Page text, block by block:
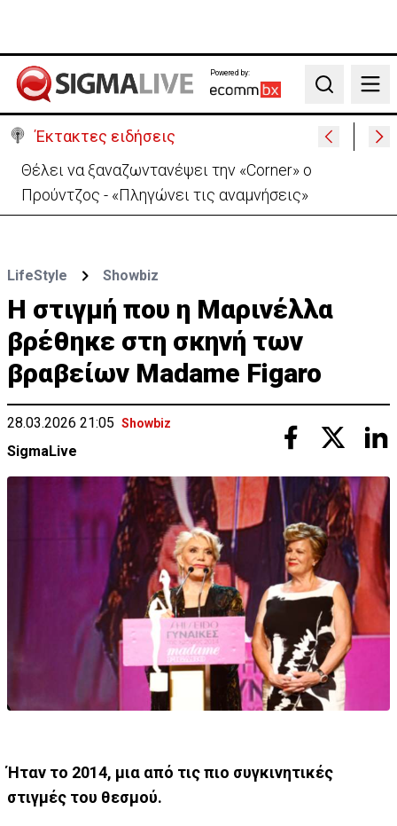
Powered by:
Search
Έκτακτες ειδήσεις
Θέλει να ξαναζωντανέψει την «Corner» o
Προύντζος - «Πληγώνει τις αναμνήσεις»
LifeStyle Showbiz
Η στιγμή που η Μαρινέλλα
βρέθηκε στη σκηνή των
βραβείων Madame Figaro
28.03.2026 21:05 Showbiz
SigmaLive
Ήταν το 2014, μια από τις πιο συγκινητικές
στιγμές του θεσμού.